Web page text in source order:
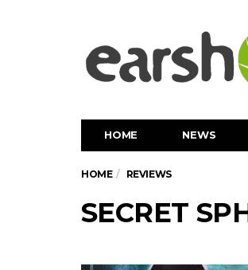
HOME NEWS
HOME REVIEWS
SECRET